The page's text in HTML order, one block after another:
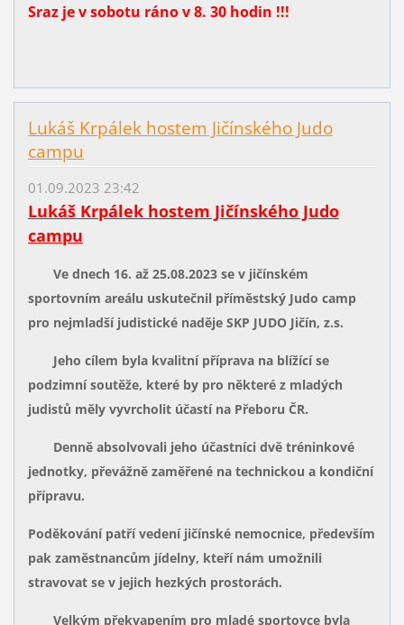
Sraz je v sobotu ráno v 8. 30 hodin !!!
Lukáš Krpálek hostem Jičínského Judo
campu
01.09.2023 23:42
Lukáš Krpálek hostem Jičínského Judo
campu
Ve dnech 16. až 25.08.2023 se v jičínském
sportovním areálu uskutečnil příměstský Judo camp
pro nejmladší judistické naděje SKP JUDO Jičín, z.s.
Jeho cílem byla kvalitní příprava na blížící se
podzimní soutěže, které by pro některé z mladých
judistů měly vyvrcholit účastí na Přeboru ČR.
Denně absolvovali jeho účastníci dvě tréninkové
jednotky, převážně zaměřené na technickou a kondiční
přípravu.
Poděkování patří vedení jičínské nemocnice, především
pak zaměstnancům jídelny, kteří nám umožnili
stravovat se v jejich hezkých prostorách.
Velkým překvapením pro mladé sportovce byla